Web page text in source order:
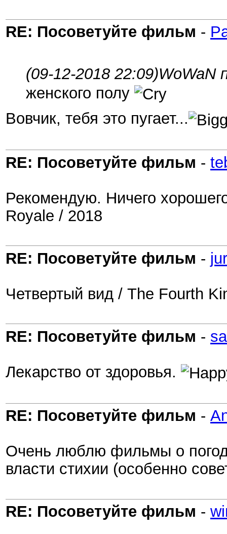
RE: Посоветуйте фильм -
(09-12-2018 22:09)WoWaN
женского полу
Вовчик, тебя это пугает...
RE: Посоветуйте фильм -
Рекомендую. Ничего
Royale / 2018
RE: Посоветуйте фильм -
Четвертый вид / The Fourth
RE: Посоветуйте фильм -
Лекарство от здоровья.
RE: Посоветуйте фильм -
Очень люблю фильмы о
власти стихии (особенно
RE: Посоветуйте фильм -